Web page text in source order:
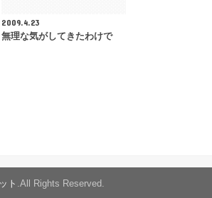
2009.4.23
無理な気がしてきたわけで
ト .All Rights Reserved.